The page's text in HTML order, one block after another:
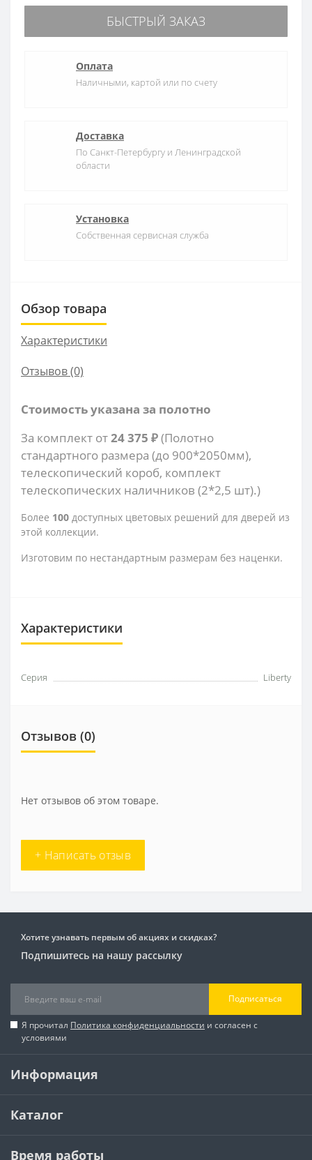
БЫСТРЫЙ ЗАКАЗ
Оплата
Наличными, картой или по счету
Доставка
По Санкт-Петербургу и Ленинградской
области
Установка
Собственная сервисная служба
Обзор товара
Характеристики
Отзывов (0)
Стоимость указана за полотно
За комплект от24 375 ₽(Полотно
стандартного размера (до 900*2050мм),
телескопический короб, комплект
телескопических наличников (2*2,5 шт).)
Более 100 доступных цветовых решений для дверей из
этой коллекции.
Изготовим по нестандартным размерам без наценки.
Характеристики
Серия Liberty
Отзывов (0)
Нет отзывов об этом товаре.
+ Написать отзыв
Хотите узнавать первым об акциях и скидках?
Подпишитесь на нашу рассылку
Подписаться
Я прочитал Политика конфиденциальности и согласен с
условиями
Информация
Каталог
Время работы